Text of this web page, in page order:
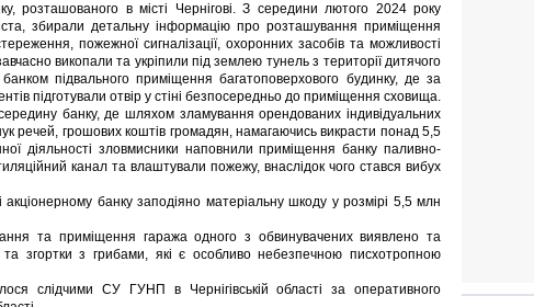
розташованого в місті Чернігові. З середини лютого 2024 року
збирали детальну інформацію про розташування приміщення
пожежної сигналізації, охоронних засобів та можливості
викопали та укріпили під землею тунель з території дитячого
підвального приміщення багатоповерхового будинку, де за
підготували отвір у стіні безпосередньо до приміщення сховища.
банку, де шляхом зламування орендованих індивідуальних
речей, грошових коштів громадян, намагаючись викрасти понад 5,5
діяльності зловмисники наповнили приміщення банку паливно-
канал та влаштували пожежу, внаслідок чого стався вибух
акціонерному банку заподіяно матеріальну шкоду у розмірі 5,5 млн
та приміщення гаража одного з обвинувачених виявлено та
та згортки з грибами, які є особливо небезпечною писхотропною
слідчими СУ ГУНП в Чернігівській області за оперативного